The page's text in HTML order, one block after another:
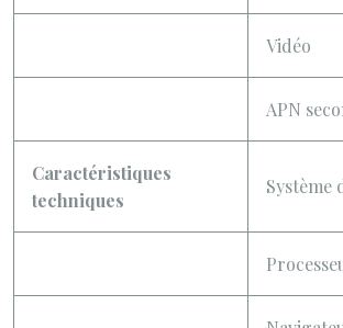
Vidéo
APN
Caractéristiques
techniques
Système